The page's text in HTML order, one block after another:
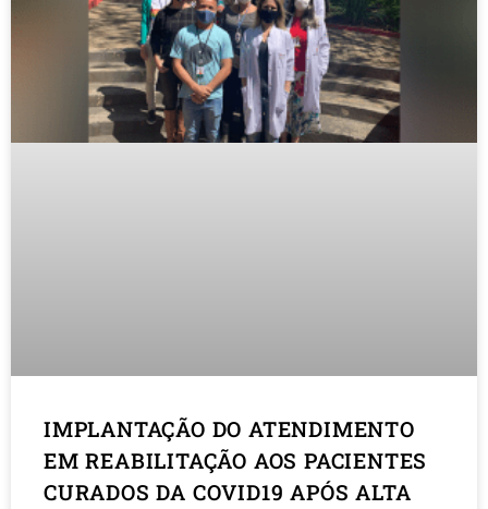
IMPLANTAÇÃO DO ATENDIMENTO
EM REABILITAÇÃO AOS PACIENTES
CURADOS DA COVID19 APÓS ALTA